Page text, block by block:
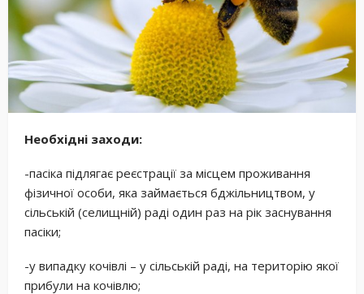
Необхідні заходи:
-пасіка підлягає реєстрації за місцем проживання
фізичної особи, яка займається бджільництвом, у
сільській (селищній) раді один раз на рік заснування
пасіки;
-у випадку кочівлі – у сільській раді, на територію якої
прибули на кочівлю;